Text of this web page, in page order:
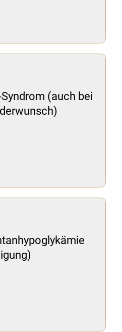
(auch bei